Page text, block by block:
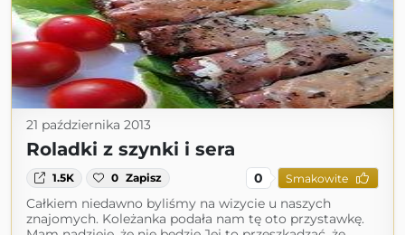
21 października 2013
Roladki z szynki i sera
1.5K 0 Zapisz 0 Smakowite
Całkiem niedawno byliśmy na wizycie u naszych
znajomych. Koleżanka podała nam tę oto przystawkę.